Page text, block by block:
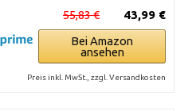
43,99 €
55,83 €
Bei Amazon
ansehen
Preis inkl. MwSt., zzgl. Versandkosten